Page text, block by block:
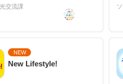
NEW
New Lifestyle!